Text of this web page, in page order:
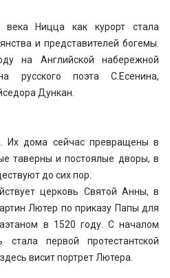
Ницца как курорт стала
и представителей богемы.
на Английской набережной
русского поэта С.Есенина,
Дункан.
Их дома сейчас превращены в
таверны и постоялые дворы, в
до сих пор.
церковь Святой Анны, в
Лютер по приказу Папы для
в 1520 году. С началом
первой протестантской
висит портрет Лютера.